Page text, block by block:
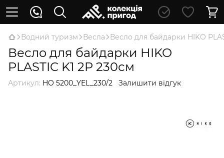
Водний туризм Весла Весло для байдарки HIKO
Весло для байдарки HIKO
PLASTIC K1 2P 230см
Артикул: HO 5200_YEL_230/2 Залишити відгук